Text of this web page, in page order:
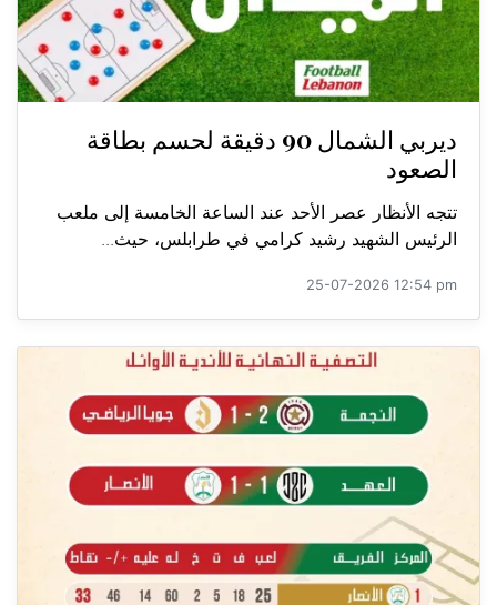
ديربي الشمال 90 دقيقة لحسم بطاقة
الصعود
تتجه الأنظار عصر الأحد عند الساعة الخامسة إلى ملعب
الرئيس الشهيد رشيد كرامي في طرابلس، حيث...
25-07-2026 12:54 pm